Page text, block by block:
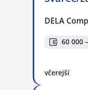
DELA
60 000
včerejší